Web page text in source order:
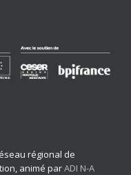
régional de
animé parADI N-A